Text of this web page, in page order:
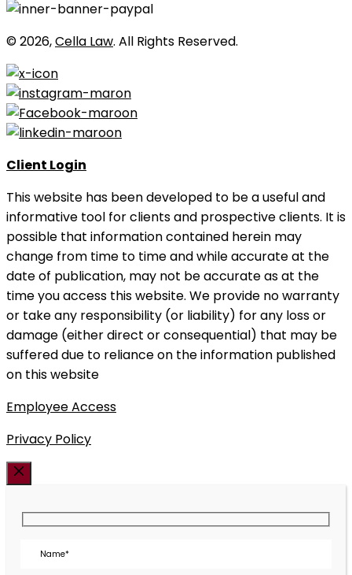
© 2026,Cella Law. All Rights Reserved.
Client Login
This website has been developed to be a useful and
informative tool for clients and prospective clients. It is
possible that information contained herein may
change from time to time and while accurate at the
date of publication, may not be accurate as at the
time you access this website. We provide no warranty
or take any responsibility (or liability) for any loss or
damage (either direct or consequential) that may be
suffered due to reliance on the information published
on this website
Employee Access
Privacy Policy
Cerrar